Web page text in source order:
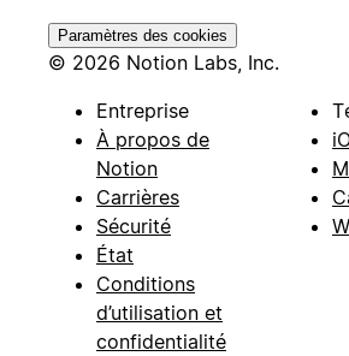
Paramètres des cookies
© 2026 Notion Labs, Inc.
Entreprise
À propos de
Notion
Carrières
Sécurité
État
Conditions
d’utilisation et
confidentialité